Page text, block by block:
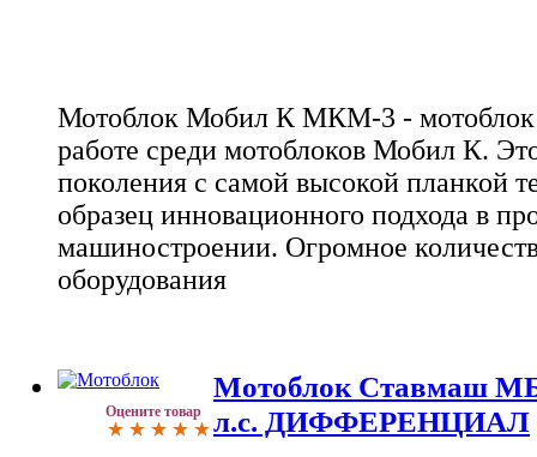
Мотоблок Мобил К МКМ-3 - мотоблок
работе среди мотоблоков Мобил К.
поколения с самой высокой планкой
образец инновационного подхода в
машиностроении. Огромное
оборудования
Оцените товар
Мотоблок Ставмаш
л.с. ДИФФЕРЕНЦИАЛ